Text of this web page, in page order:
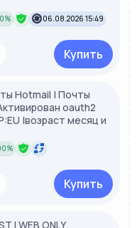
06.08.2026 15:49
Купить
Hotmail | Почты
oauth2
|возраст месяц и
Купить
I WEB ONLY